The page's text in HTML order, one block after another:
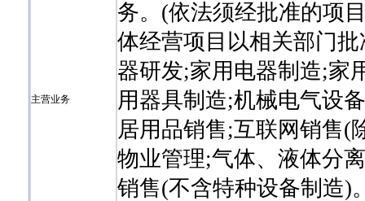
主营业务
务。(依法须经批准的项
体经营项目以相关部门
器研发;家用电器制造;家
用器具制造;机械电气设
居用品销售;互联网销售(
物业管理;气体、液体分
销售(不含特种设备制造)